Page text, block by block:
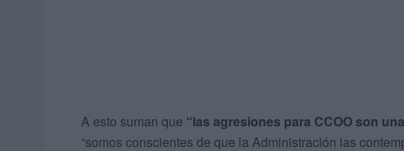
A esto suman que “las agresiones para CCOO son
“somos conscientes de que la Administración las